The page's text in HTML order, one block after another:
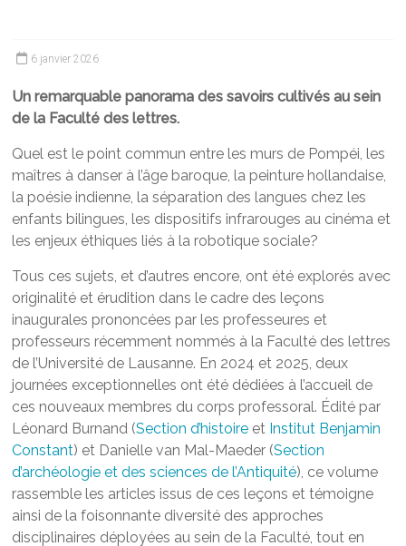
des6 janvier 2026
Un remarquable panorama des savoirs cultivés au sein
de la Faculté des lettres.
Quel est le point commun entre les murs de Pompéi, les
maîtres à danser à l’âge baroque, la peinture hollandaise,
la poésie indienne, la séparation des langues chez les
enfants bilingues, les dispositifs infrarouges au cinéma et
les enjeux éthiques liés à la robotique sociale?
Tous ces sujets, et d’autres encore, ont été explorés avec
originalité et érudition dans le cadre des leçons
inaugurales prononcées par les professeures et
professeurs récemment nommés à la Faculté des lettres
de l’Université de Lausanne. En 2024 et 2025, deux
journées exceptionnelles ont été dédiées à l’accueil de
ces nouveaux membres du corps professoral. Édité par
Léonard Burnand (Section d’histoire et Institut Benjamin
Constant) et Danielle van Mal-Maeder (Section
d’archéologie et des sciences de l’Antiquité), ce volume
rassemble les articles issus de ces leçons et témoigne
ainsi de la foisonnante diversité des approches
disciplinaires déployées au sein de la Faculté, tout en